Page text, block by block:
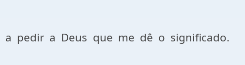
a pedir a Deus que me dê o significado.